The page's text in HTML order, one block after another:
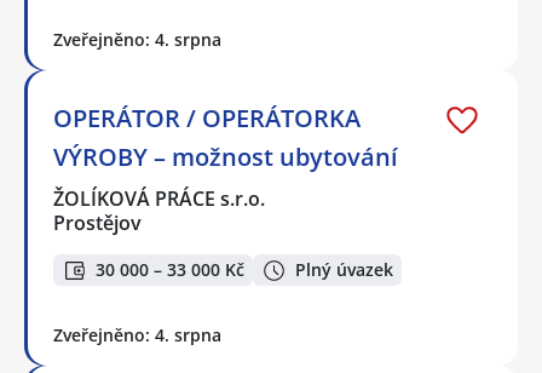
Zveřejněno: 4. srpna
OPERÁTOR / OPERÁTORKA
VÝROBY – možnost ubytování
ŽOLÍKOVÁ PRÁCE s.r.o.
Prostějov
30 000 – 33 000 Kč Plný úvazek
Zveřejněno: 4. srpna